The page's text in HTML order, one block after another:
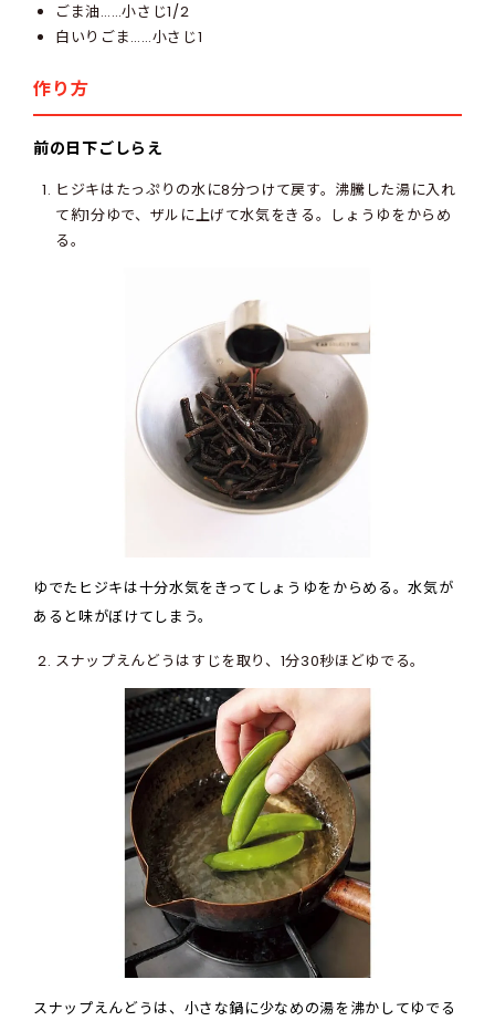
ごま油……小さじ1/2
白いりごま……小さじ1
作り方
前の日下ごしらえ
ヒジキはたっぷりの水に8分つけて戻す。沸騰した湯に入れ
て約1分ゆで、ザルに上げて水気をきる。しょうゆをからめ
る。
ゆでたヒジキは十分水気をきってしょうゆをからめる。水気が
あると味がぼけてしまう。
スナップえんどうはすじを取り、1分30秒ほどゆでる。
スナップえんどうは、小さな鍋に少なめの湯を沸かしてゆでる